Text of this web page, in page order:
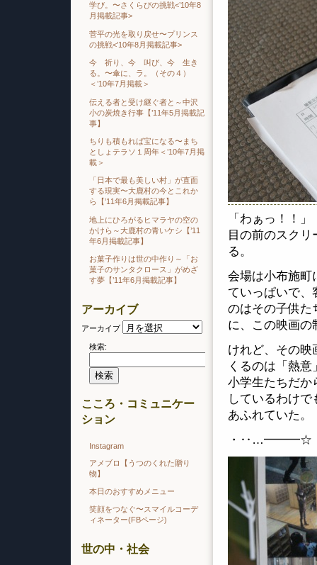
「わぁっ！！」
目の前のスク
る。
会場は小布施町
ていっぱいで、
のはその子供た
に、この映画の
けれど、その映
くるのは「熱
小学生たちだか
しているわけ
あふれていた。
・
学び。〜さくらびの挑戦<’10年8
月掲載記事>
菅平の光を取り戻せ〜プリンス
の挑戦<’10年8月掲載記事>
今 祈り、今 叫び、今 生き
る。〜傘に、ラ。（その４）
＜’10年7月掲載＞
伝える者と受け継ぐ者と～中沢
小の炭焼き行事【’11年5月掲載記
事】
ちりも積もれば宝になる〜まち
としょテラソ１周年＜’10年7月掲
載＞
「日本で最も美しい村」が直面
する現実〜大鹿村の今とこれか
ら【’11年6月掲載記事】
地上にひろがるヒマラヤの空の
かけら～大鹿村の青いケシ【’11
年6月掲載記事】
お菓子作りは世の中作り～「お
菓子のサンタクロース」がめざ
す夢【’11年6月掲載記事】
アーカイブ
アーカイブ
検索:
こころ・コミュニケー
ション
Instagram
アメブロ【うつのくれた贈り
物】
本日のおすすめメニュー
笑顔をつなぐ〜スマイルコーデ
ィネーター(FBページ)
世の中・社会